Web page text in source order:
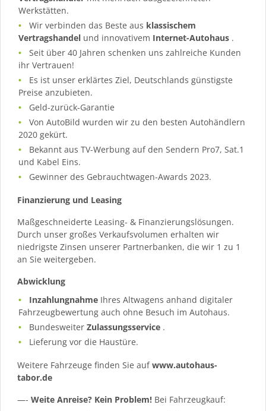
Werkstätten.
Wir verbinden das Beste aus klassischem
Vertragshandel und innovativem Internet-Autohaus .
Seit über 40 Jahren schenken uns zahlreiche Kunden
ihr Vertrauen!
Es ist unser erklärtes Ziel, Deutschlands günstigste
Preise anzubieten.
Geld-zurück-Garantie
Von AutoBild wurden wir zu den besten Autohändlern
2020 gekürt.
Bekannt aus TV-Werbung auf den Sendern Pro7, Sat.1
und Kabel Eins.
Gewinner des Gebrauchtwagen-Awards 2023.
Finanzierung und Leasing
Maßgeschneiderte Leasing- & Finanzierungslösungen.
Durch unser großes Verkaufsvolumen erhalten wir
niedrigste Zinsen unserer Partnerbanken, die wir 1 zu 1
an Sie weitergeben.
Abwicklung
Inzahlungnahme Ihres Altwagens anhand digitaler
Fahrzeugbewertung auch ohne Besuch im Autohaus.
BundesweiterZulassungsservice .
Lieferung vor die Haustüre.
Weitere Fahrzeuge finden Sie aufwww.autohaus-
tabor.de
—- Weite Anreise? Kein Problem! Bei Fahrzeugkauf: